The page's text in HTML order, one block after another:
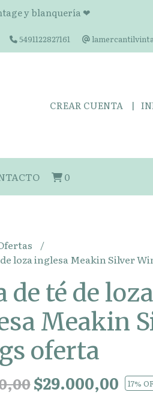
y blanquería ❤
5491122827161
CREAR CUENTA
0
loza inglesa Meakin Silver
de té de loza
Meakin
oferta
$29.000,00 17%